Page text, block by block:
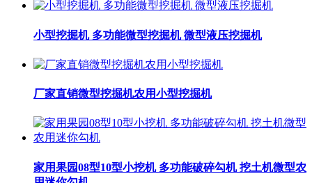
小型挖掘机 多功能微型挖掘机 微型液压挖掘机
厂家直销微型挖掘机农用小型挖掘机
家用果园08型10型小挖机 多功能破碎勾机 挖土机微型农